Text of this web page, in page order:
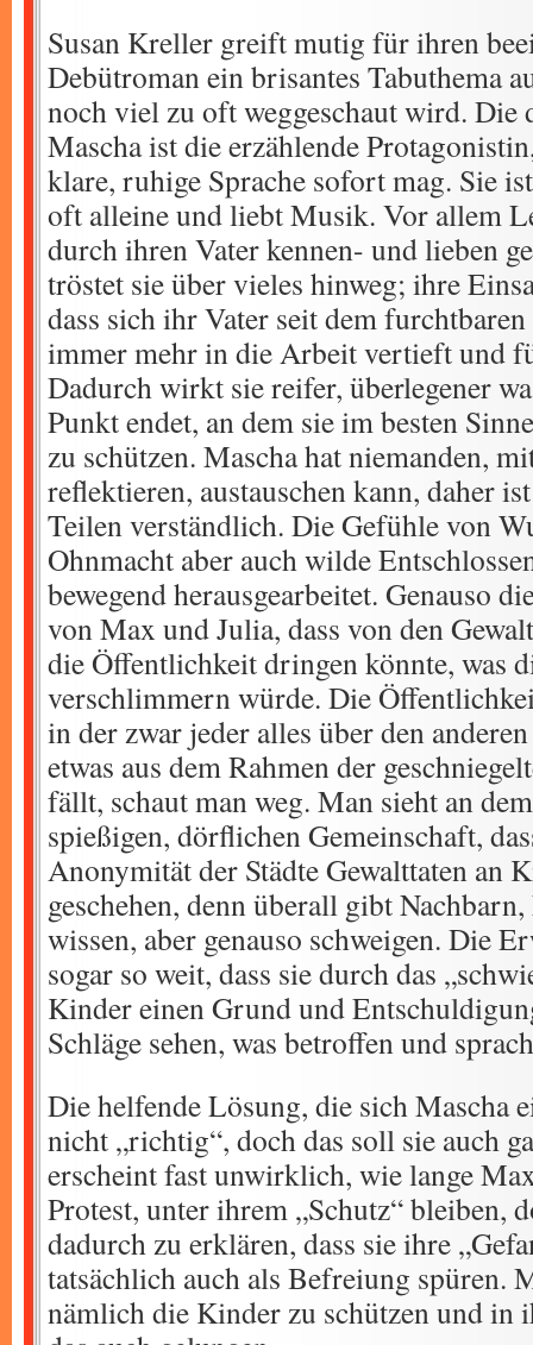
Susan Kreller greift mutig für ihren
Debütroman ein brisantes Tabuthema
noch viel zu oft weggeschaut wird. Die
Mascha ist die erzählende
klare, ruhige Sprache sofort mag. Sie
oft alleine und liebt Musik. Vor allem
durch ihren Vater kennen- und lieben
tröstet sie über vieles hinweg; ihre
dass sich ihr Vater seit dem
immer mehr in die Arbeit vertieft und
Dadurch wirkt sie reifer, überlegener
Punkt endet, an dem sie im besten
zu schützen. Mascha hat niemanden,
reflektieren, austauschen kann, daher
Teilen verständlich. Die Gefühle von
Ohnmacht aber auch wilde
bewegend herausgearbeitet. Genauso
von Max und Julia, dass von den
die Öffentlichkeit dringen könnte, was
verschlimmern würde. Die
in der zwar jeder alles über den
etwas aus dem Rahmen der
fällt, schaut man weg. Man sieht an
spießigen, dörflichen Gemeinschaft,
Anonymität der Städte Gewalttaten an
geschehen, denn überall gibt
wissen, aber genauso schweigen. Die
sogar so weit, dass sie durch das
Kinder einen Grund und
Schläge sehen, was betroffen und
Die helfende Lösung, die sich Mascha
nicht „richtig“, doch das soll sie auch
erscheint fast unwirklich, wie lange
Protest, unter ihrem „Schutz“ bleiben,
dadurch zu erklären, dass sie ihre
tatsächlich auch als Befreiung spüren.
nämlich die Kinder zu schützen und in